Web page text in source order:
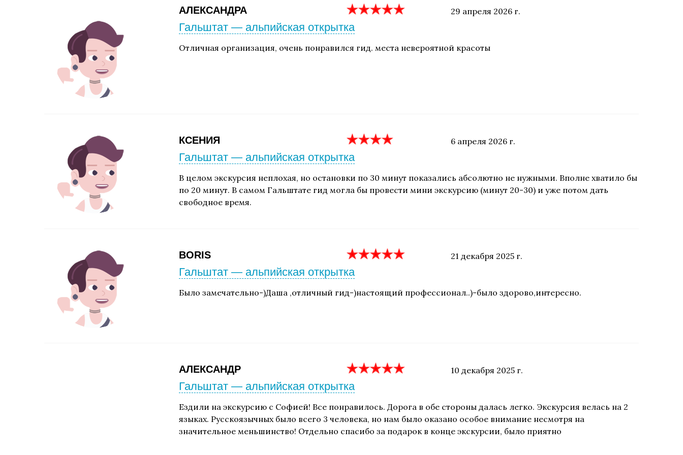
АЛЕКСАНДРА 29 апреля 2026 г.
Гальштат — альпийская открытка
Отличная организация, очень понравился гид. места невероятной красоты
КСЕНИЯ 6 апреля 2026 г.
Гальштат — альпийская открытка
В целом экскурсия неплохая, но остановки по 30 минут показались абсолютно не нужными. Вполне хватило бы
по 20 минут. В самом Гальштате гид могла бы провести мини экскурсию (минут 20-30) и уже потом дать
свободное время.
BORIS 21 декабря 2025 г.
Гальштат — альпийская открытка
Было замечательно-)Даша ,отличный гид-)настоящий профессионал..)-было здорово,интересно.
АЛЕКСАНДР 10 декабря 2025 г.
Гальштат — альпийская открытка
Ездили на экскурсию с Софией! Все понравилось. Дорога в обе стороны далась легко. Экскурсия велась на 2
языках. Русскоязычных было всего 3 человека, но нам было оказано особое внимание несмотря на
значительное меньшинство! Отдельно спасибо за подарок в конце экскурсии, было приятно